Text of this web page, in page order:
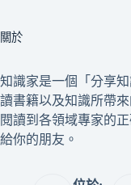
關於
知識家是一個「分享
讀書籍以及知識所帶
閱讀到各領域專家的
給你的朋友。